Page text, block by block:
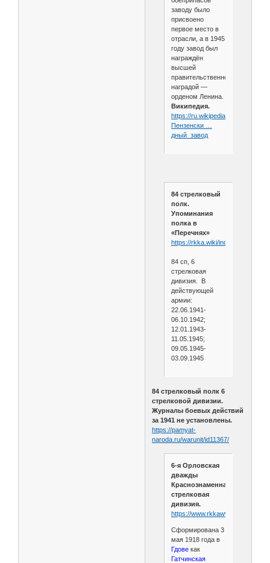
заводу было
присвоено
первое место в
отрасли, а в 1945
году завод был
награждён
высшей
правительственной
наградой —
орденом Ленина.
Википедия.
https://ru.wikipedia.org/wiki/
Пензенски …
дный_завод
84 стрелковый
полк.
Упоминания
полка в
«Перечнях»
https://rkka.wiki/index.php/
84 сп, 6
стрелковая
дивизия. В
действующей
армии:
22.06.1941-
06.10.1942;
12.01.1943-
11.05.1945;
09.05.1945-
03.09.1945
84 стрелковый полк 6
стрелковой дивизии.
Журналы боевых действий
за 1941 не установлены.
https://pamyat-
naroda.ru/warunit/id11367/
6-я Орловская
дважды
Краснознаменная
стрелковая
дивизия.
https://www.rkkawwii.ru/division/
Сформирована 3
мая 1918 года в
Гдовекак
Гатчинская